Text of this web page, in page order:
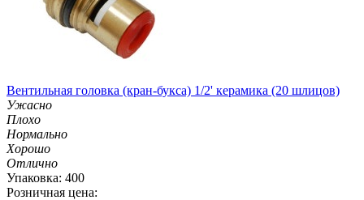
Вентильная головка (кран-букса) 1/2' керамика (20 шлицов)
Ужасно
Плохо
Нормально
Хорошо
Отлично
Упаковка: 400
Розничная цена: